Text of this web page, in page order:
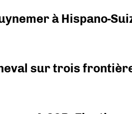
à Hispano-
sur trois